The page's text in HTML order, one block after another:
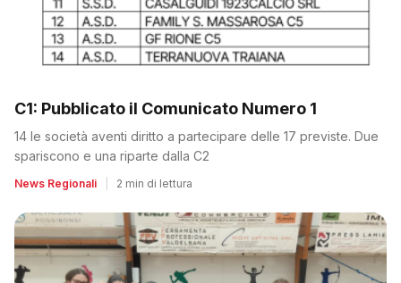
C1: Pubblicato il Comunicato Numero 1
14 le società aventi diritto a partecipare delle 17 previste. Due
spariscono e una riparte dalla C2
News Regionali 2 min di lettura